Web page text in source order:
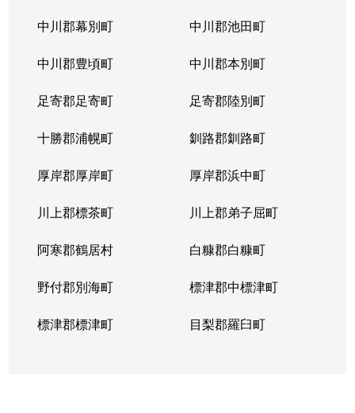
中川郡幕別町 中川郡池田町
中川郡豊頃町 中川郡本別町
足寄郡足寄町 足寄郡陸別町
十勝郡浦幌町 釧路郡釧路町
厚岸郡厚岸町 厚岸郡浜中町
川上郡標茶町 川上郡弟子屈町
阿寒郡鶴居村 白糠郡白糠町
野付郡別海町 標津郡中標津町
標津郡標津町 目梨郡羅臼町